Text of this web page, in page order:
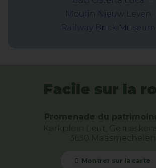
Moulin Nieuw Leven
Railway Brick Museum
Facile sur la
Promenade du
Kerkplein Leut,
3630 Maasmechelen
Montrer sur la carte